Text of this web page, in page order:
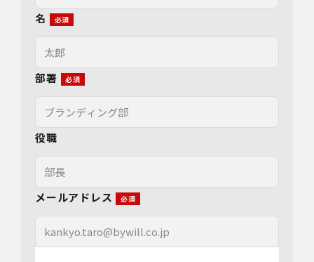
名
部署
役職
メールアドレス